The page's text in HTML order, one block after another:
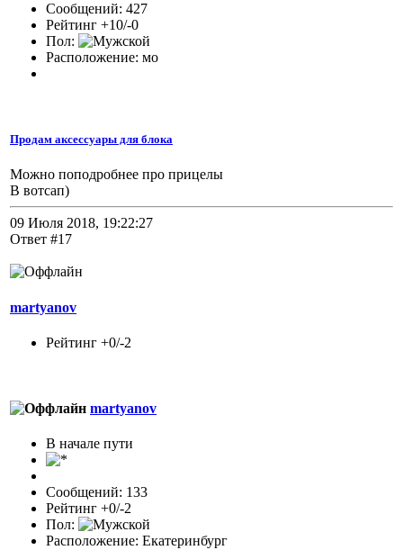
Сообщений: 427
Рейтинг +10/-0
Пол:
Расположение: мо
Продам аксессуары для блока
Можно поподробнее про прицелы
В вотсап)
09 Июля 2018, 19:22:27
Ответ #17
martyanov
Рейтинг +0/-2
martyanov
В начале пути
Сообщений: 133
Рейтинг +0/-2
Пол:
Расположение: Екатеринбург